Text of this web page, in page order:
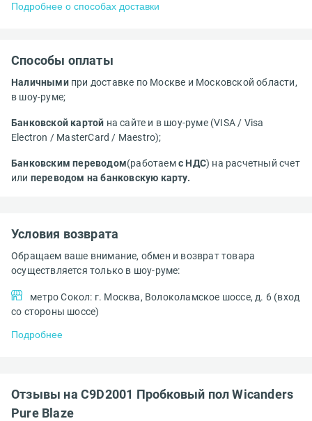
Подробнее о способах доставки
Способы оплаты
Наличнымипри доставке по Москве и Московской области,
в шоу-руме;
Банковской картой на сайте и в шоу-руме (VISA / Visa
Electron / MasterCard / Maestro);
Банковским переводом(работаемс НДС) на расчетный счет
или переводом на банковскую карту.
Условия возврата
Обращаем ваше внимание, обмен и возврат товара
осуществляется только в шоу-руме:
метро Сокол: г. Москва, Волоколамское шоссе, д. 6 (вход
со стороны шоссе)
Подробнее
Отзывы на C9D2001 Пробковый пол Wicanders
Pure Blaze